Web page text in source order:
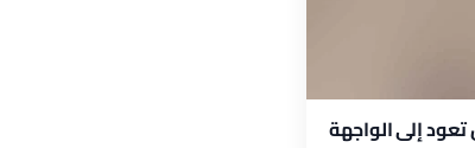
إلى الواجهة